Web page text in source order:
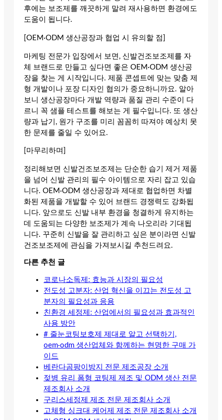
후에는 보조제를 깨끗하게 말려 재사용하면 환경에도
도움이 됩니다.
[OEM·ODM 생산공장과 협업 시 유의할 점]
마케팅 전문가 입장에서 보면, 신발건조보조제를 자
체 브랜드로 만들고 싶다면 좋은 OEM·ODM 생산공
장을 찾는 게 시작입니다. 제품 콘셉트에 맞는 맞춤 제
형 개발이나 포장 디자인 협의가 중요하니까요. 알아
보니 생산공장마다 개발 역량과 품질 관리 수준이 다
르니 꼭 샘플 테스트를 해보는 게 필수입니다. 또 생산
량과 납기, 원가 구조를 미리 꼼꼼히 따져야 예상치 못
한 문제를 줄일 수 있어요.
[마무리하며]
정리해보면 신발건조보조제는 단순한 습기 제거 제품
을 넘어 신발 관리의 필수 아이템으로 자리 잡고 있습
니다. OEM·ODM 생산공장과 제대로 협업하면 차별
화된 제품을 개발할 수 있어 브랜드 경쟁력도 강화됩
니다. 앞으로도 신발 내부 환경을 청결하게 유지하는
데 도움되는 다양한 보조제가 계속 나오리라 기대됩
니다. 꾸준히 신발을 잘 관리하고 싶은 분이라면 신발
건조보조제에 관심을 가져보시길 추천드려요.
다른 추천 글
코로나소독제: 효능과 시장의 필요성
전도성 고분자: 산업 혁신을 이끄는 전도성 고
분자의 필요성과 응용
친환경 세정제: 산업에서의 필요성과 효과적인
사용 방안
# 줄눈코팅보호제 제대로 알고 선택하기,
oem·odm 생산업체와 함께하는 현명한 구매 가
이드
베란다곰팡이방지 전문 제조공장 소개
젖병 유리 폼형 코팅제 제조 및 ODM 생산 전문
제조회사 소개
구리스세정제 제조 전문 제조회사 소개
고체형 싱크대 케어제 제조 전문 제조회사 소개